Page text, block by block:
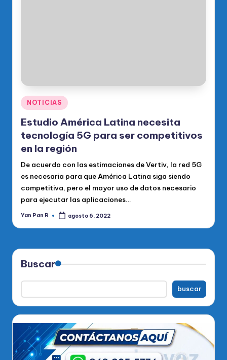
fi
ci
al
d
el
P
R
M
Publicado
en
NOTICIAS
Estudio América Latina necesita
tecnología 5G para ser competitivos
en la región
De acuerdo con las estimaciones de Vertiv, la red 5G
es necesaria para que América Latina siga siendo
competitiva, pero el mayor uso de datos necesario
para ejecutar las aplicaciones…
Publicado
Yan Pan R agosto 6, 2022
Buscar
buscar